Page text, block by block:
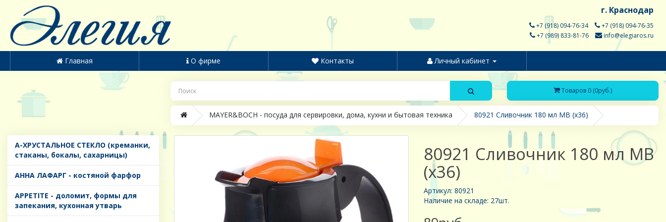
г. Краснодар
+7 (918) 094-76-34
+7 (918) 094-76-35
+7 (989) 833-81-76
info@elegiaros.ru
Главная О фирме Контакты Личный кабинет
Товаров 0 (0руб.)
MAYER&BOCH - посуда для сервировки, дома, кухни и бытовая техника 80921 Сливочник 180 мл MB (х36)
A-ХРУСТАЛЬНОЕ СТЕКЛО (креманки,
стаканы, бокалы, сахарницы)
AHHA ЛАФАРГ - костяной фарфор
APPETITE - доломит, формы для
запекания, кухонная утварь
80921 Сливочник 180 мл MB
(х36)
Артикул: 80921
Наличие на складе: 27шт.